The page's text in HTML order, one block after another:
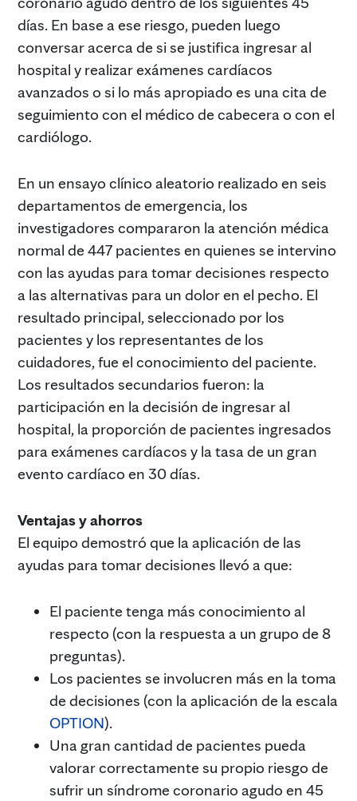
días. En base a ese riesgo, pueden luego
conversar acerca de si se justifica ingresar al
hospital y realizar exámenes cardíacos
avanzados o si lo más apropiado es una cita de
seguimiento con el médico de cabecera o con el
cardiólogo.
En un ensayo clínico aleatorio realizado en seis
departamentos de emergencia, los
investigadores compararon la atención médica
normal de 447 pacientes en quienes se intervino
con las ayudas para tomar decisiones respecto
a las alternativas para un dolor en el pecho. El
resultado principal, seleccionado por los
pacientes y los representantes de los
cuidadores, fue el conocimiento del paciente.
Los resultados secundarios fueron: la
participación en la decisión de ingresar al
hospital, la proporción de pacientes ingresados
para exámenes cardíacos y la tasa de un gran
evento cardíaco en 30 días.
Ventajas y ahorros
El equipo demostró que la aplicación de las
ayudas para tomar decisiones llevó a que:
El paciente tenga más conocimiento al
respecto (con la respuesta a un grupo de 8
preguntas).
Los pacientes se involucren más en la toma
de decisiones (con la aplicación de la escala
OPTION).
Una gran cantidad de pacientes pueda
valorar correctamente su propio riesgo de
sufrir un síndrome coronario agudo en 45